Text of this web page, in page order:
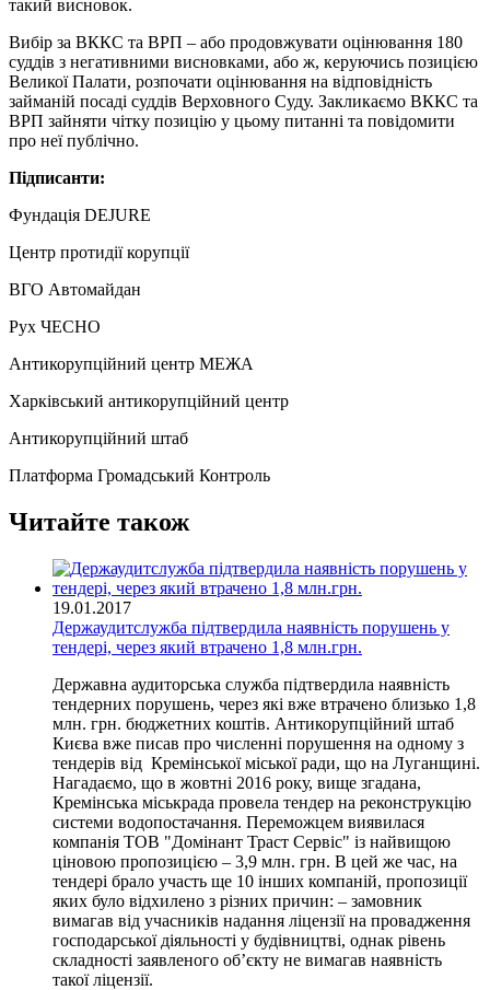
такий висновок.
Вибір за ВККС та ВРП – або продовжувати оцінювання 180
суддів з негативними висновками, або ж, керуючись позицією
Великої Палати, розпочати оцінювання на відповідність
займаній посаді суддів Верховного Суду. Закликаємо ВККС та
ВРП зайняти чітку позицію у цьому питанні та повідомити
про неї публічно.
Підписанти:
Фундація DEJURE
Центр протидії корупції
ВГО Автомайдан
Рух ЧЕСНО
Антикорупційний центр МЕЖА
Харківський антикорупційний центр
Антикорупційний штаб
Платформа Громадський Контроль
Читайте також
19.01.2017
Держаудитслужба підтвердила наявність порушень у
тендері, через який втрачено 1,8 млн.грн.
Державна аудиторська служба підтвердила наявність
тендерних порушень, через які вже втрачено близько 1,8
млн. грн. бюджетних коштів. Антикорупційний штаб
Києва вже писав про численні порушення на одному з
тендерів від Кремінської міської ради, що на Луганщині.
Нагадаємо, що в жовтні 2016 року, вище згадана,
Кремінська міськрада провела тендер на реконструкцію
системи водопостачання. Переможцем виявилася
компанія ТОВ "Домінант Траст Сервіс" із найвищою
ціновою пропозицією – 3,9 млн. грн. В цей же час, на
тендері брало участь ще 10 інших компаній, пропозиції
яких було відхилено з різних причин: – замовник
вимагав від учасників надання ліцензії на провадження
господарської діяльності у будівництві, однак рівень
складності заявленого об’єкту не вимагав наявність
такої ліцензії.